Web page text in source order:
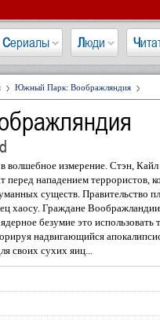
Сериалы Люди
Южный Парк: Воображляндия
измерение. Стэн, Кайл
перед нападением террористов,
существ. Правительство
хаосу. Граждане
безумие это использовать
надвигающийся
своих сухих яиц...